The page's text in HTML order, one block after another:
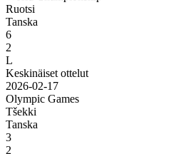
Ruotsi
Tanska
6
2
L
Keskinäiset ottelut
2026-02-17
Olympic Games
Tšekki
Tanska
3
2